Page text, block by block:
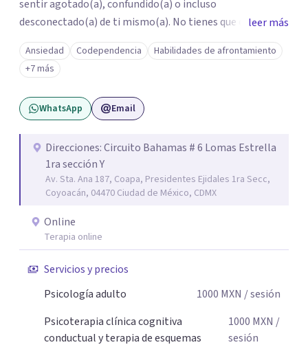
sentir agotado(a), confundido(a) o incluso
desconectado(a) de ti mismo(a). No tienes que enfrentar
este proceso en soledad. Te ofrezco un espacio seguro,
libre de juicios y basado en la empatía, el respeto y la
confidencialidad, donde juntos comprenderemos qué está
ocurriendo y trabajaremos con herramientas respaldadas
por la evidencia para ayudarte a recuperar tu bienestar.
parejas que desean superar la ansiedad, la depresión, el
estrés, los duelos, fortalecer su autoestima, establecer
límites saludables, mejorar sus relaciones y afrontar los
desafíos de la vida con mayor seguridad y equilibrio. Será
un privilegio acompañarte en este camino hacia una vida
con mayor bienestar y tranquilidad.
leer más
Ansiedad Codependencia
Habilidades de afrontamiento
+7 más
WhatsApp Email
Direcciones: Circuito Bahamas # 6 Lomas Estrella
1ra sección Y
Av. Sta. Ana 187, Coapa, Presidentes Ejidales 1ra Secc,
Coyoacán, 04470 Ciudad de México, CDMX
Online
Terapia online
Servicios y precios
Psicología adulto
1000 MXN / sesión
Psicoterapia clínica cognitiva
conductual y terapia de esquemas
1000 MXN /
sesión